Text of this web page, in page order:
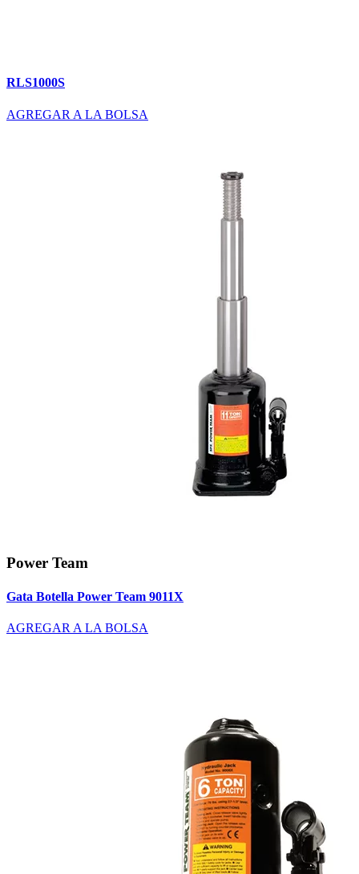
RLS1000S
AGREGAR A LA BOLSA
Power Team
Gata Botella Power Team 9011X
AGREGAR A LA BOLSA